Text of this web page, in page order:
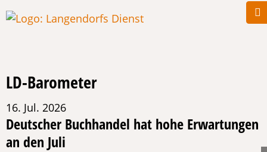
LD-Barometer
16. Jul. 2026
Deutscher Buchhandel hat hohe Erwartungen
an den Juli